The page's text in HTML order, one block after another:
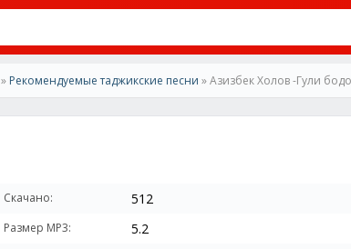
» Рекомендуемые таджикские песни » Азизбек Холов -Гули
Скачано: 512
Размер MP3: 5.2